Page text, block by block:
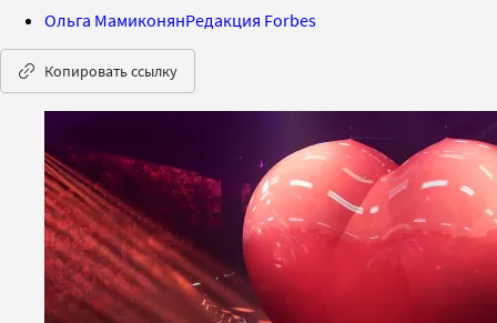
Ольга МамиконянРедакция Forbes
Копировать ссылку